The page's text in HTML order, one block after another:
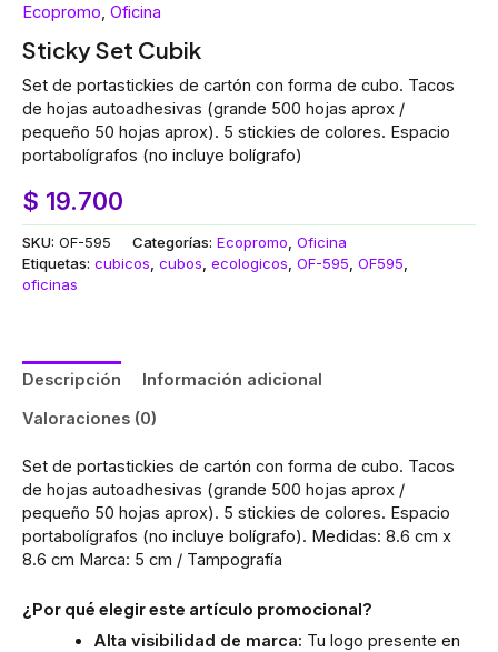
Ecopromo, Oficina
Sticky Set Cubik
Set de portastickies de cartón con forma de cubo. Tacos
de hojas autoadhesivas (grande 500 hojas aprox /
pequeño 50 hojas aprox). 5 stickies de colores. Espacio
portabolígrafos (no incluye bolígrafo)
$ 19.700
SKU: OF-595 Categorías: Ecopromo, Oficina
Etiquetas: cubicos, cubos, ecologicos, OF-595, OF595,
oficinas
Descripción
Información adicional
Valoraciones (0)
Set de portastickies de cartón con forma de cubo. Tacos
de hojas autoadhesivas (grande 500 hojas aprox /
pequeño 50 hojas aprox). 5 stickies de colores. Espacio
portabolígrafos (no incluye bolígrafo). Medidas: 8.6 cm x
8.6 cm Marca: 5 cm / Tampografía
¿Por qué elegir este artículo promocional?
Alta visibilidad de marca: Tu logo presente en